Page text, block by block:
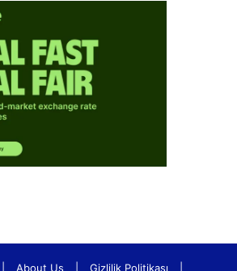
About Us Gizlilik Politikası